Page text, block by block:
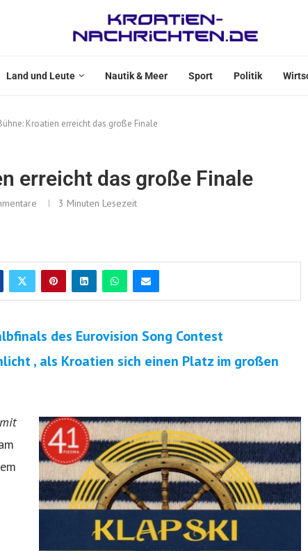
Land und Leute Nautik & Meer Sport Politik
Kroatien erreicht das große Finale
erreicht das große Finale
3 Minuten Lesezeit
des Eurovision Song Contest
, als Kroatien sich einen Platz im großen